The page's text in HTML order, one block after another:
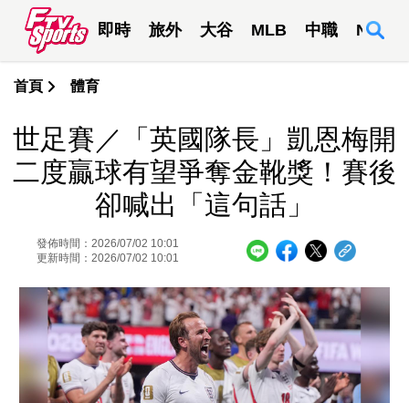
即時 旅外 大谷 MLB 中職 NBA
首頁 體育
世足賽／「英國隊長」凱恩梅開
二度贏球有望爭奪金靴獎！賽後
卻喊出「這句話」
發佈時間：2026/07/02 10:01
更新時間：2026/07/02 10:01